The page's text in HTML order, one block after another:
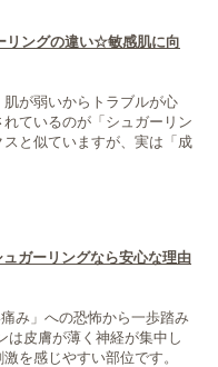
リングの違い☆敏感肌に向
肌が弱いからトラブルが心
ているのが「シュガーリン
と似ていますが、実は「成
ガーリングなら安心な理由
み」への恐怖から一歩踏み
は皮膚が薄く神経が集中し
を感じやすい部位です。